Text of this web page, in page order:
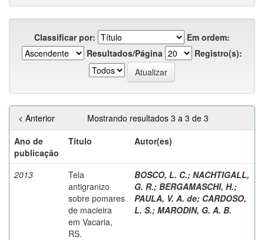
Classificar por:
Em ordem:
Resultados/Página
Registro(s):
Mostrando resultados 3 a 3 de 3
< Anterior
Ano de
publicação
Título Autor(es)
2013
Tela
antigranizo
sobre pomares
de macieira
em Vacaria,
RS.
BOSCO, L. C.; NACHTIGALL,
G. R.; BERGAMASCHI, H.;
PAULA, V. A. de; CARDOSO,
L. S.; MARODIN, G. A. B.